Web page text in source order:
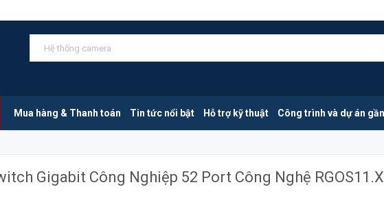
Mua hàng & Thanh toán Tin tức nổi bật Hỗ trợ kỹ thuật Công trình và dự án
Gigabit Công Nghiệp 52 Port Công Nghệ
HẾT HÀNG